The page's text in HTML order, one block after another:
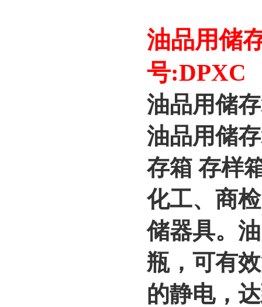
油品用储
号:DPXC
油品用储
油品用储
存箱 存样
化工、商
储器具。
瓶，可有
的静电，